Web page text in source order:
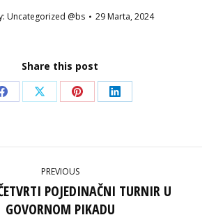
Uncategorized @bs 29 Marta, 2024
Share this post
Share
Facebook
Share
X
Share
Pinterest
Share
LinkedIn
PREVIOUS
Previous
post:
POJEDINAČNI TURNIR U
GOVORNOM PIKADU